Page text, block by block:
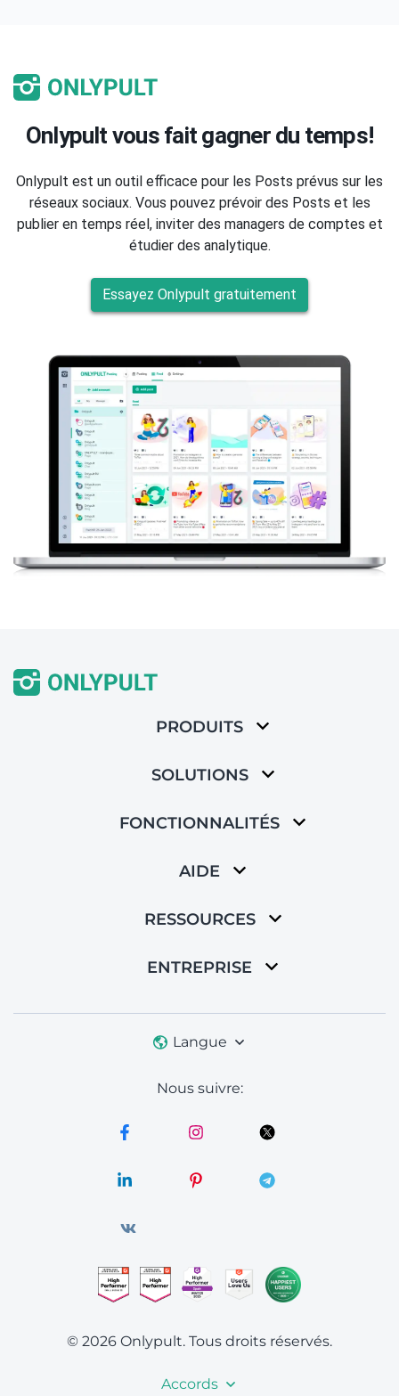
Onlypult vous fait gagner du temps!
Onlypult est un outil efficace pour les Posts prévus sur les
réseaux sociaux. Vous pouvez prévoir des Posts et les
publier en temps réel, inviter des managers de comptes et
étudier des analytique.
Essayez Onlypult gratuitement
PRODUITS
SOLUTIONS
FONCTIONNALITÉS
AIDE
RESSOURCES
ENTREPRISE
Langue
Nous suivre:
© 2026 Onlypult. Tous droits réservés.
Accords